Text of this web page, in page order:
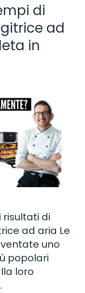
di
ad
in
di
ad aria Le
uno
popolari
loro